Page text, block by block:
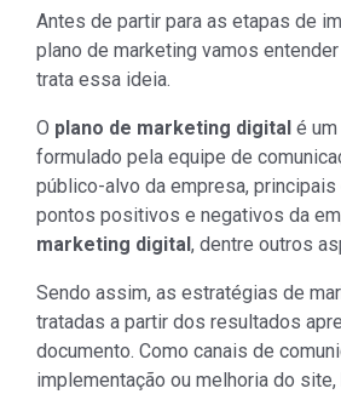
Antes de partir para as etapas de
plano de marketing vamos
trata essa ideia.
O plano de marketing digital é
formulado pela equipe de
público-alvo da empresa,
pontos positivos e negativos da
marketing digital , dentre outros
Sendo assim, as estratégias de
tratadas a partir dos resultados
documento. Como canais de
implementação ou melhoria do